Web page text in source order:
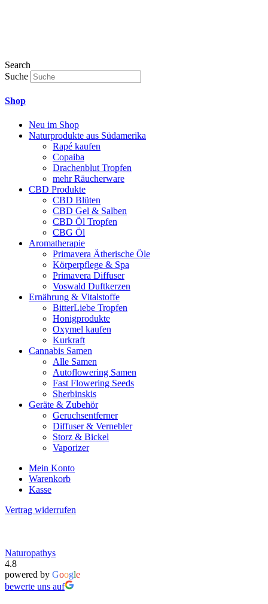
Search
Suche
Shop
Neu im Shop
Naturprodukte aus Südamerika
Rapé kaufen
Copaiba
Drachenblut Tropfen
mehr Räucherware
CBD Produkte
CBD Blüten
CBD Gel & Salben
CBD Öl Tropfen
CBG Öl
Aromatherapie
Primavera Ätherische Öle
Körperpflege & Spa
Primavera Diffuser
Voswald Duftkerzen
Ernährung & Vitalstoffe
BitterLiebe Tropfen
Honigprodukte
Oxymel kaufen
Kurkraft
Cannabis Samen
Alle Samen
Autoflowering Samen
Fast Flowering Seeds
Sherbinskis
Geräte & Zubehör
Geruchsentferner
Diffuser & Vernebler
Storz & Bickel
Vaporizer
Mein Konto
Warenkorb
Kasse
Vertrag widerrufen
Naturopathys
4.8
powered by Google
bewerte uns auf